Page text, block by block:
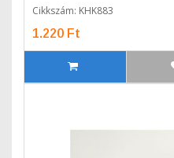
Cikkszám: KHK883
1.220 Ft